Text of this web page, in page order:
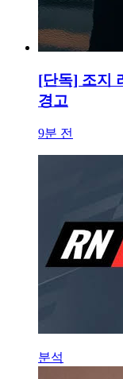
[단독] 조지
경고
9분 전
분석